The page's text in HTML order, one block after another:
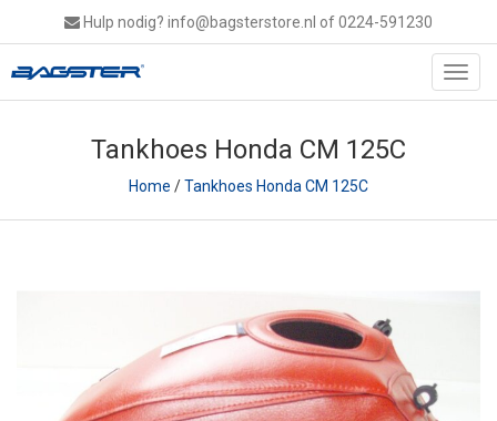
Hulp nodig? info@bagsterstore.nl of 0224-591230
Tankhoes Honda CM 125C
Home /Tankhoes Honda CM 125C